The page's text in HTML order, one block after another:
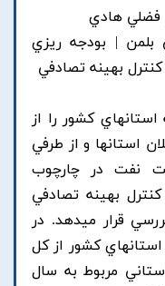
فضلي هادي
بلمن | بودجه ريزي
بهينه تصادفي
کشور را از
استانها و از طرفي
نفت در چارچوب
بهينه تصادفي
1382 تا 1393 مورد بررسي قرار ميدهد. در
کشور از کل
مربوط به سال